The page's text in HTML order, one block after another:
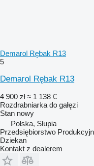
Demarol Rębak R13
5
Demarol Rębak R13
4 900 zł ≈ 1 138 €
Rozdrabniarka do gałęzi
Stan nowy
Polska, Słupia
Przedsiębiorstwo
Dziekan
Kontakt z dealerem